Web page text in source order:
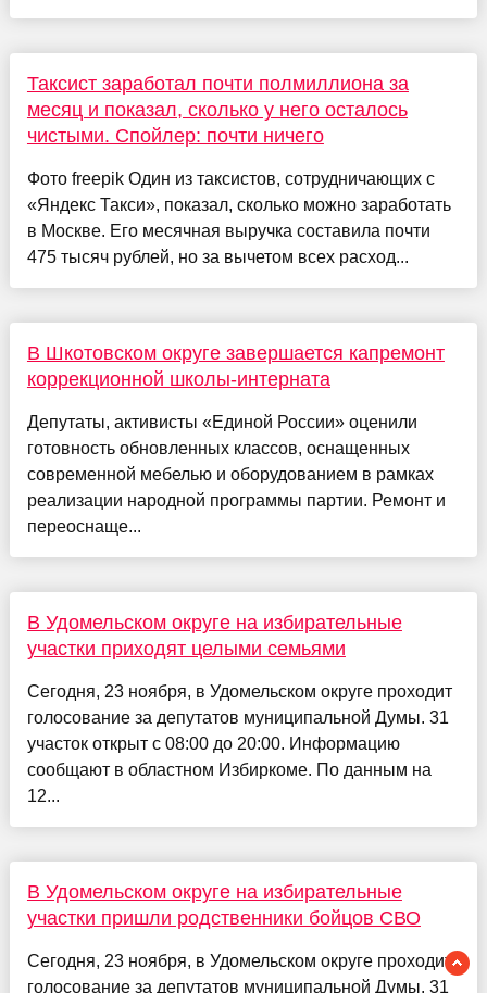
Таксист заработал почти полмиллиона за
месяц и показал, сколько у него осталось
чистыми. Спойлер: почти ничего
Фото freepik Один из таксистов, сотрудничающих с
«Яндекс Такси», показал, сколько можно заработать
в Москве. Его месячная выручка составила почти
475 тысяч рублей, но за вычетом всех расход...
В Шкотовском округе завершается капремонт
коррекционной школы-интерната
Депутаты, активисты «Единой России» оценили
готовность обновленных классов, оснащенных
современной мебелью и оборудованием в рамках
реализации народной программы партии. Ремонт и
переоснаще...
В Удомельском округе на избирательные
участки приходят целыми семьями
Сегодня, 23 ноября, в Удомельском округе проходит
голосование за депутатов муниципальной Думы. 31
участок открыт с 08:00 до 20:00. Информацию
сообщают в областном Избиркоме. По данным на
12...
В Удомельском округе на избирательные
участки пришли родственники бойцов СВО
Сегодня, 23 ноября, в Удомельском округе проходит
голосование за депутатов муниципальной Думы. 31